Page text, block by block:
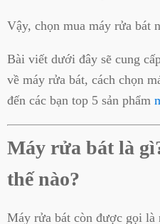
Vậy, chọn mua máy rửa bát
Bài viết dưới đây sẽ cung
về máy rửa bát, cách chọn
đến các bạn top 5 sản phẩm
Máy rửa bát là
thế nào?
Máy rửa bát còn được gọi là